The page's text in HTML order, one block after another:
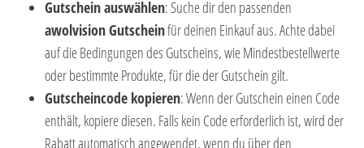
Gutschein auswählen: Suche dir den passenden
awolvision Gutscheinfür deinen Einkauf aus. Achte dabei
auf die Bedingungen des Gutscheins, wie Mindestbestellwerte
oder bestimmte Produkte, für die der Gutschein gilt.
Gutscheincode kopieren: Wenn der Gutschein einen Code
enthält, kopiere diesen. Falls kein Code erforderlich ist, wird der
Rabatt automatisch angewendet, wenn du über den